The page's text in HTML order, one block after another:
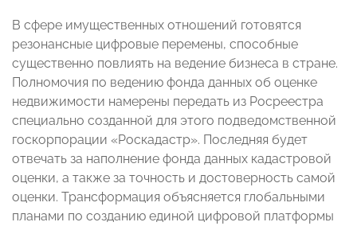
В сфере имущественных отношений готовятся
резонансные цифровые перемены, способные
существенно повлиять на ведение бизнеса в стране.
Полномочия по ведению фонда данных об оценке
недвижимости намерены передать из Росреестра
специально созданной для этого подведомственной
госкорпорации «Роскадастр». Последняя будет
отвечать за наполнение фонда данных кадастровой
оценки, а также за точность и достоверность самой
оценки. Трансформация объясняется глобальными
планами по созданию единой цифровой платформы